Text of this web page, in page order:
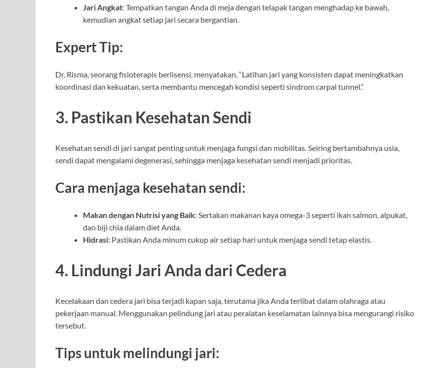
Jari Angkat: Tempatkan tangan Anda di meja dengan telapak tangan menghadap ke bawah,
kemudian angkat setiap jari secara bergantian.
Expert Tip:
Dr. Risma, seorang fisioterapis berlisensi, menyatakan, “Latihan jari yang konsisten dapat meningkatkan
koordinasi dan kekuatan, serta membantu mencegah kondisi seperti sindrom carpal tunnel.”
3. Pastikan Kesehatan Sendi
Kesehatan sendi di jari sangat penting untuk menjaga fungsi dan mobilitas. Seiring bertambahnya usia,
sendi dapat mengalami degenerasi, sehingga menjaga kesehatan sendi menjadi prioritas.
Cara menjaga kesehatan sendi:
Makan dengan Nutrisi yang Baik: Sertakan makanan kaya omega-3 seperti ikan salmon, alpukat,
dan biji chia dalam diet Anda.
Hidrasi: Pastikan Anda minum cukup air setiap hari untuk menjaga sendi tetap elastis.
4. Lindungi Jari Anda dari Cedera
Kecelakaan dan cedera jari bisa terjadi kapan saja, terutama jika Anda terlibat dalam olahraga atau
pekerjaan manual. Menggunakan pelindung jari atau peralatan keselamatan lainnya bisa mengurangi risiko
tersebut.
Tips untuk melindungi jari: